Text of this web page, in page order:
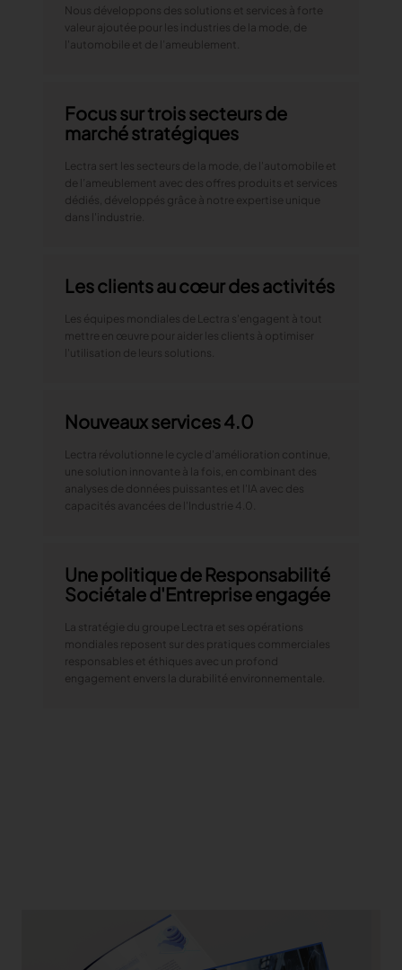
Nous développons des solutions et services à forte
valeur ajoutée pour les industries de la mode, de
l'automobile et de l’ameublement.
Focus sur trois secteurs de
marché stratégiques
Lectra sert les secteurs de la mode, de l'automobile et
de l’ameublement avec des offres produits et services
dédiés, développés grâce à notre expertise unique
dans l'industrie.
Les clients au cœur des activités
Les équipes mondiales de Lectra s'engagent à tout
mettre en œuvre pour aider les clients à optimiser
l'utilisation de leurs solutions.
Nouveaux services 4.0
Lectra révolutionne le cycle d'amélioration continue,
une solution innovante à la fois, en combinant des
analyses de données puissantes et l'IA avec des
capacités avancées de l'Industrie 4.0.
Une politique de Responsabilité
Sociétale d'Entreprise engagée
La stratégie du groupe Lectra et ses opérations
mondiales reposent sur des pratiques commerciales
responsables et éthiques avec un profond
engagement envers la durabilité environnementale.